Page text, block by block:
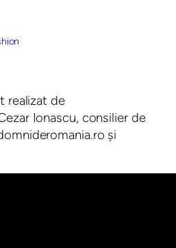
realizat de
Ionascu, consilier de
și